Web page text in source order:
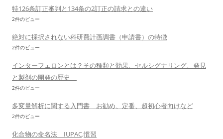
特126条訂正審判と134条の2訂正の請求との違い
2件のビュー
絶対に採択されない科研費計画調書（申請書）の特徴
2件のビュー
インターフェロンとは？その種類と効果、セルシグナリング、発見
と製剤の開発の歴史
2件のビュー
多変量解析に関する入門書 お勧め、定番、超初心者向けなど
2件のビュー
化合物の命名法 IUPAC,慣習